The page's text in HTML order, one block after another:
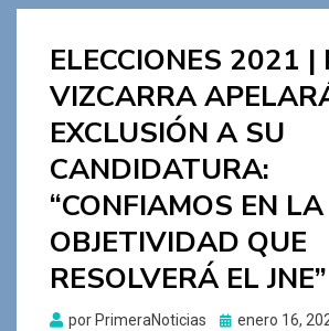
ELECCIONES 2021 |
VIZCARRA
EXCLUSIÓN A SU
CANDIDATURA:
“CONFIAMOS EN LA
OBJETIVIDAD QUE
RESOLVERÁ EL JNE”
por PrimeraNoticias
Publicado
enero 16,